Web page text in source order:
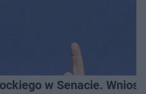
w Senacie.